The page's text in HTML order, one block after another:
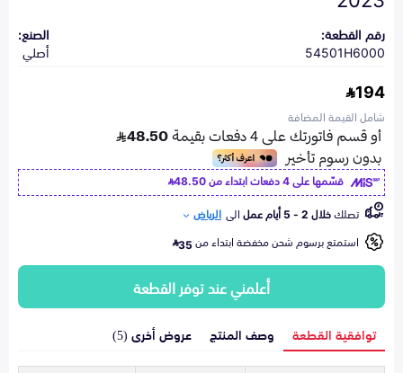
رقم القطعة:
54501H6000
الصنع:
أصلي
194
شامل القيمة المضافة
قسّمها على 4 دفعات ابتداء من
48.50
تصلكخلال 2 - 5 أيام عمل الى الرياض
استمتع برسوم شحن مخفضة ابتداء من35
أعلمني عند توفر القطعة
توافقية القطعة وصف المنتج عروض أخرى (5)